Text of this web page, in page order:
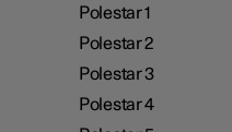
Polestar 1
Polestar 2
Polestar 3
Polestar 4